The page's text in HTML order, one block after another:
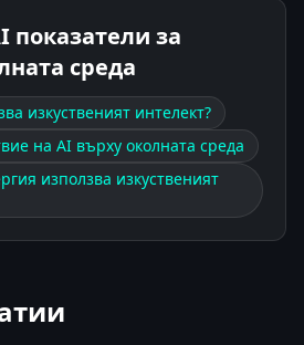
показатели за
среда
изкуственият интелект?
на AI върху околната среда
използва изкуственият